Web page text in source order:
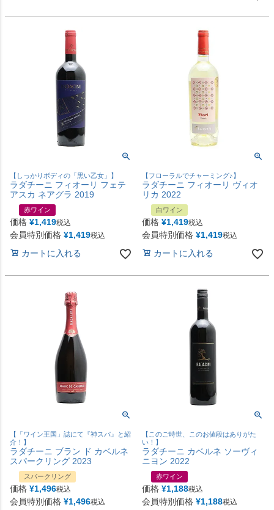
【しっかりボディの「黒い乙女」】
ラダチーニ フィオーリ フェテ
アスカ ネアグラ 2019
赤ワイン
価格 ¥1,419税込
会員特別価格 ¥1,419税込
カートに入れる
【フローラルでチャーミング♪】
ラダチーニ フィオーリ ヴィオ
リカ 2022
白ワイン
価格 ¥1,419税込
会員特別価格 ¥1,419税込
カートに入れる
【「ワイン王国」誌にて『神スパ』と紹
介！】
ラダチーニ ブラン ド カベルネ
スパークリング 2023
スパークリング
価格 ¥1,496税込
会員特別価格 ¥1,496税込
【このご時世、このお値段はありがた
い！】
ラダチーニ カベルネ ソーヴィ
ニヨン 2022
赤ワイン
価格 ¥1,188税込
会員特別価格 ¥1,188税込